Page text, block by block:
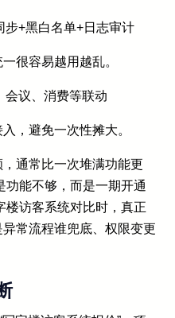
步+黑白名单+日志审计
很容易越用越乱。
会议、消费等联动
，避免一次性摊大。
通常比一次堆满功能更
功能不够，而是一期开通
楼访客系统对比时，真正
常流程谁兜底、权限变更